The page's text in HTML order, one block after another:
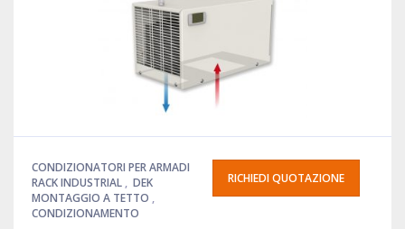
CONDIZIONATORI PER ARMADI
RACK INDUSTRIAL , DEK
MONTAGGIO A TETTO ,
CONDIZIONAMENTO
RICHIEDI QUOTAZIONE